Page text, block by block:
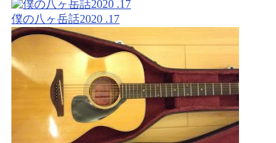
僕の八ヶ岳話2020 .17